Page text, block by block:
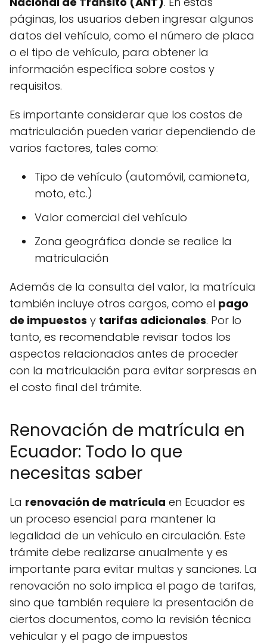
páginas, los usuarios deben ingresar algunos
datos del vehículo, como el número de placa
o el tipo de vehículo, para obtener la
información específica sobre costos y
requisitos.
Es importante considerar que los costos de
matriculación pueden variar dependiendo de
varios factores, tales como:
Tipo de vehículo (automóvil, camioneta,
moto, etc.)
Valor comercial del vehículo
Zona geográfica donde se realice la
matriculación
Además de la consulta del valor, la matrícula
también incluye otros cargos, como el pago
de impuestos y tarifas adicionales. Por lo
tanto, es recomendable revisar todos los
aspectos relacionados antes de proceder
con la matriculación para evitar sorpresas en
el costo final del trámite.
Renovación de matrícula en
Ecuador: Todo lo que
necesitas saber
La renovación de matrícula en Ecuador es
un proceso esencial para mantener la
legalidad de un vehículo en circulación. Este
trámite debe realizarse anualmente y es
importante para evitar multas y sanciones. La
renovación no solo implica el pago de tarifas,
sino que también requiere la presentación de
ciertos documentos, como la revisión técnica
vehicular y el pago de impuestos